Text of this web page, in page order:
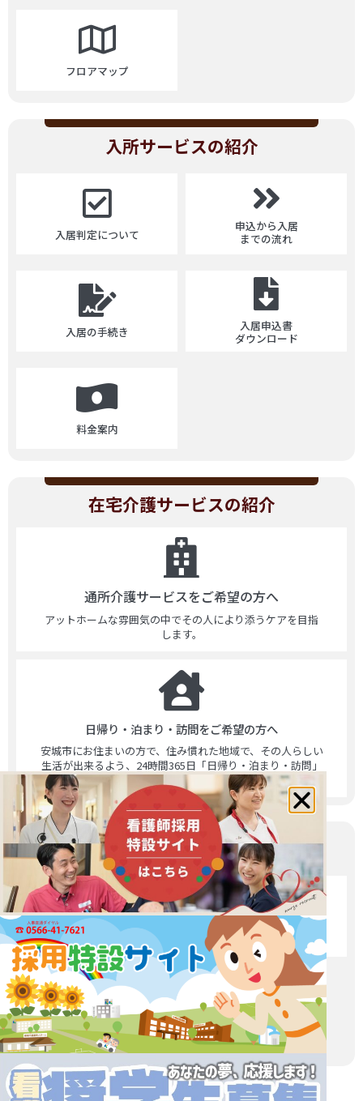
フロアマップ
入所サービスの紹介
入居判定について
申込から入居
までの流れ
入居の手続き
入居申込書
ダウンロード
料金案内
在宅介護サービスの紹介
通所介護サービスをご希望の方へ
アットホームな雰囲気の中でその人により添うケアを目指
します。
日帰り・泊まり・訪問をご希望の方へ
安城市にお住まいの方で、住み慣れた地域で、その人らしい
生活が出来るよう、24時間365日「日帰り・泊まり・訪問」
のサービス提供をします。
その他
相談窓口 お問い合わせ
所在地